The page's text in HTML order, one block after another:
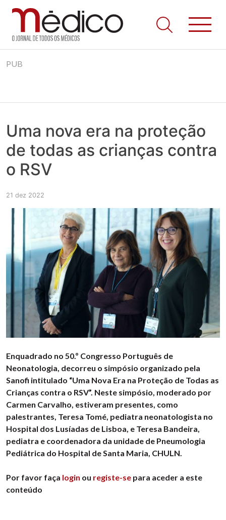
to
Jornal Médico
Médico – O Jornal de Todos os Médicos. Onde as notícias
realmente contam! Tudo o que se passa na Saúde!
PUB
Uma nova era na proteção
de todas as crianças contra
o RSV
21 dez 2022
Enquadrado no 50.º Congresso Português de
Neonatologia, decorreu o simpósio organizado pela
Sanofi intitulado “Uma Nova Era na Proteção de Todas as
Crianças contra o RSV”. Neste simpósio, moderado por
Carmen Carvalho, estiveram presentes, como
palestrantes, Teresa Tomé, pediatra neonatologista no
Hospital dos Lusíadas de Lisboa, e Teresa Bandeira,
pediatra e coordenadora da unidade de Pneumologia
Pediátrica do Hospital de Santa Maria, CHULN.
Por favor faça login ou registe-se para aceder a este
conteúdo